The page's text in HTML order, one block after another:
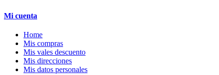
Mi cuenta
Home
Mis compras
Mis vales descuento
Mis direcciones
Mis datos personales